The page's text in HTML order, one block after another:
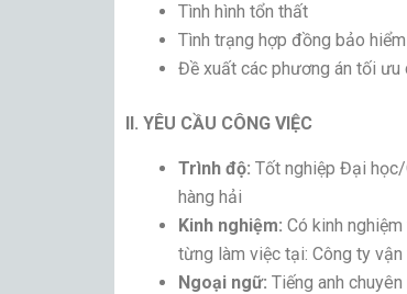
Tình hình tổn thất
Tình trạng hợp đồng bảo hiểm
Đề xuất các phương án tối ưu
II. YÊU CẦU CÔNG VIỆC
Trình độ: Tốt nghiệp Đại
hàng hải
Kinh nghiệm: Có kinh
từng làm việc tại: Công ty
Ngoại ngữ: Tiếng anh